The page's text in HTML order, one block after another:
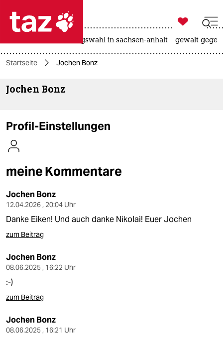
 taz zahl ich
taz zahl ich
themen
kultur
sport
berlin
wahrheit
veranstaltungen

taz zahl ich
landtagswahl in sachsen-anhalt gewalt
Startseite Jochen Bonz
Jochen Bonz
Profil-Einstellungen
meine Kommentare
Jochen Bonz
12.04.2026 , 20:04 Uhr
Danke Eiken! Und auch danke Nikolai! Euer Jochen
zum Beitrag
Jochen Bonz
08.06.2025 , 16:22 Uhr
:-)
zum Beitrag
Jochen Bonz
08.06.2025 , 16:21 Uhr